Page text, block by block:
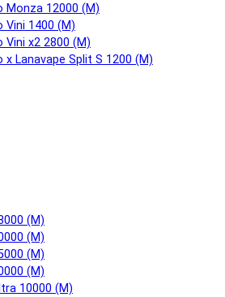
Monza 12000 (М)
Vini 1400 (М)
Vini x2 2800 (М)
x Lanavape Split S 1200 (М)
(М)
(М)
(М)
(М)
10000 (М)